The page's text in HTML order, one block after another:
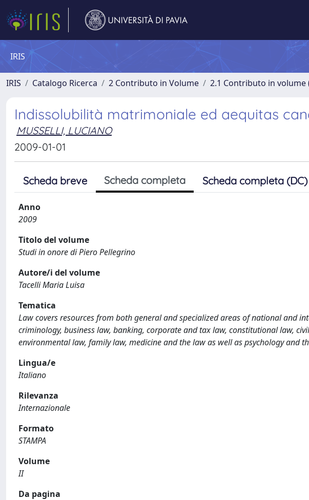
IRIS
IRIS Catalogo Ricerca 2 Contributo in Volume 2.1 Contributo in volume
Indissolubilità matrimoniale ed aequitas
MUSSELLI, LUCIANO
2009-01-01
Scheda breve Scheda completa Scheda completa (DC)
Anno
2009
Titolo del volume
Studi in onore di Piero Pellegrino
Autore/i del volume
Tacelli Maria Luisa
Tematica
Law covers resources from both general and specialized areas of national and
criminology, business law, banking, corporate and tax law, constitutional law,
environmental law, family law, medicine and the law as well as psychology and
Lingua/e
Italiano
Rilevanza
Internazionale
Formato
STAMPA
Volume
II
Da pagina